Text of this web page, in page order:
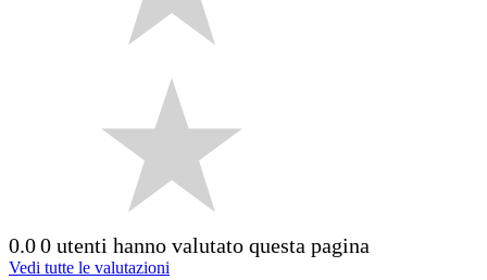
0.00 utenti hanno valutato questa pagina
Vedi tutte le valutazioni